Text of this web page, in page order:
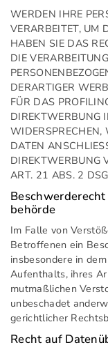
WERDEN IHRE
VERARBEITET, UM
HABEN SIE DAS
DIE
DERARTIGER
FÜR DAS
DIREKTWERBUNG
WIDERSPRECHEN,
DATEN
DIREKTWERBUNG
ART. 21 ABS. 2
behörde
Im Falle von
Betroffenen ein
insbesondere in
Aufenthalts, ihres
mutmaßlichen
unbeschadet
gerichtlicher
Recht auf